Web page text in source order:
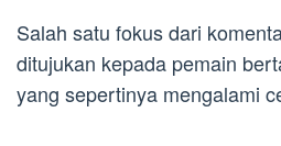
Salah satu fokus dari
ditujukan kepada pemain
yang sepertinya mengalami